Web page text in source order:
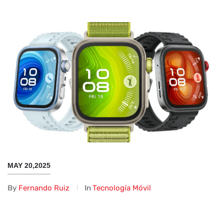
MAY 20,2025
By Fernando Ruiz InTecnología Móvil